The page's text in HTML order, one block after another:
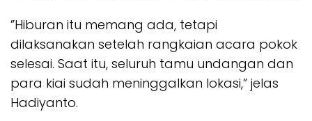
​”Hiburan itu memang ada, tetapi
dilaksanakan setelah rangkaian acara pokok
selesai. Saat itu, seluruh tamu undangan dan
para kiai sudah meninggalkan lokasi,” jelas
Hadiyanto.